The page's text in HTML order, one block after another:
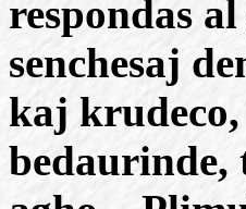
respondas
senchesaj
kaj krudeco,
bedaurinde,